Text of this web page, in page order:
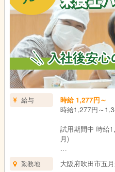
給与
時給 1,277円～
時給1,277円～
試用期間中 時給
月)
＊資格・経験によ
勤務地 大阪府吹田市五